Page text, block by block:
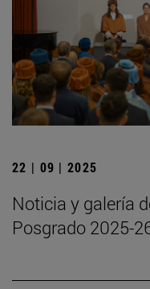
22 | 09 | 2025
Noticia y galería
Posgrado 2025-